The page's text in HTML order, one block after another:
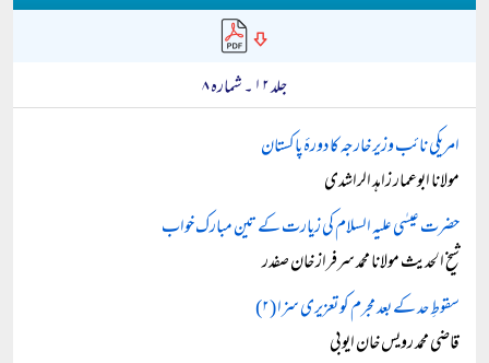
جلد ۱۲ ۔ شمارہ ۸
امریکی نائب وزیر خارجہ کا دورۂ پاکستان
مولانا ابوعمار زاہد الراشدی
حضرت عیسٰی علیہ السلام کی زیارت کے تین مبارک خواب
شیخ الحدیث مولانا محمد سرفراز خان صفدر
سقوطِ حد کے بعد مجرم کو تعزیری سزا (۲)
قاضی محمد رویس خان ایوبی